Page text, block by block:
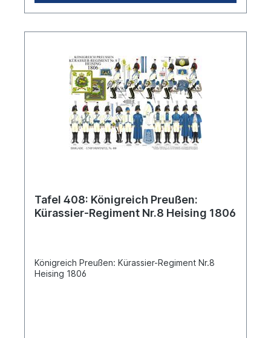
Tafel 408: Königreich Preußen:
Kürassier-Regiment Nr.8 Heising 1806
Königreich Preußen: Kürassier-Regiment Nr.8
Heising 1806